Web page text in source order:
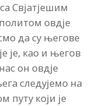
Свјатјешим
овдје
да су његове
је, као и његов
он овдје
следујемо на
путу који је